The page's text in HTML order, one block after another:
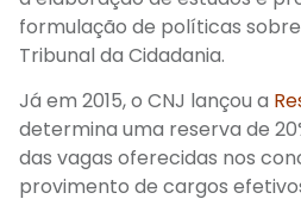
formulação de políticas
Tribunal da Cidadania.
Já em 2015, o CNJ lançou a
determina uma reserva de
das vagas oferecidas nos
provimento de cargos